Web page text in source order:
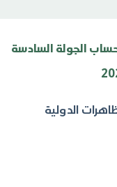
الجولة السادسة
الدولية